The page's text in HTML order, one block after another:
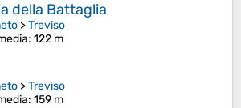
della Battaglia
>Treviso
: 122 m
>Treviso
: 159 m